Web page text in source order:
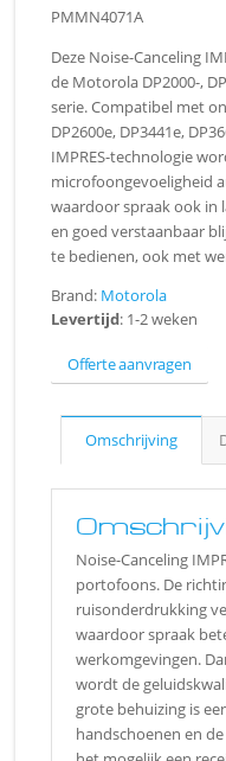
PMMN4071A
Deze Noise-Canceling
de Motorola DP2000-,
serie. Compatibel met
DP2600e, DP3441e,
IMPRES-technologie
microfoongevoeligheid
waardoor spraak ook in
en goed verstaanbaar
te bedienen, ook met
Brand: Motorola
Levertijd: 1-2 weken
Offerte aanvragen
Omschrijving
Noise-Canceling
portofoons. De
ruisonderdrukking
waardoor spraak
werkomgevingen.
wordt de
grote behuizing is
handschoenen en